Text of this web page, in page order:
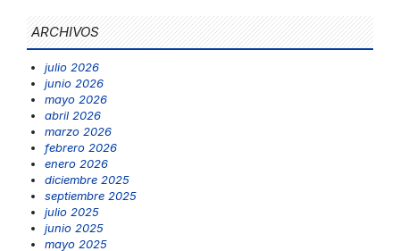
ARCHIVOS
julio 2026
junio 2026
mayo 2026
abril 2026
marzo 2026
febrero 2026
enero 2026
diciembre 2025
septiembre 2025
julio 2025
junio 2025
mayo 2025